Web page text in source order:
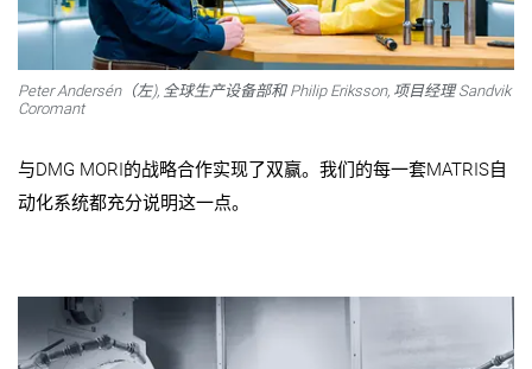
Peter Andersén（左), 全球生产设备部和 Philip Eriksson, 项目经理 Sandvik
Coromant
与DMG MORI的战略合作实现了双赢。我们的每一套MATRIS自
动化系统都充分说明这一点。